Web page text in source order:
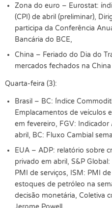
Zona do euro – Eurostat:
(CPI) de abril (preliminar),
participa da Conferência
Bancária do BCE,
China – Feriado do Dia do
mercados fechados na
Quarta-feira (3):
Brasil – BC: Índice
Emplacamentos de veículos
em fevereiro, FGV:
abril, BC: Fluxo Cambial
EUA – ADP: relatório sobre
privado em abril, S&P
PMI de serviços, ISM: PMI
estoques de petróleo na
decisão monetária, Coletiva